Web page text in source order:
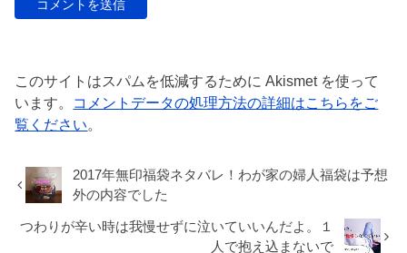
このサイトはスパムを低減するために Akismet を使って
います。 コメントデータの処理方法の詳細はこちらをご
覧ください
2017年無印福袋ネタバレ！わが家の婦人福袋は予想
外の内容でした
つわりが辛い時は我慢せずに泣いていいんだよ。１
人で抱え込まないで